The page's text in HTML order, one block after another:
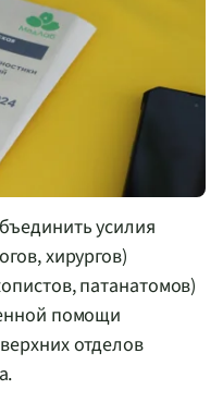
усилия
хирургов)
патанатомов)
помощи
отделов